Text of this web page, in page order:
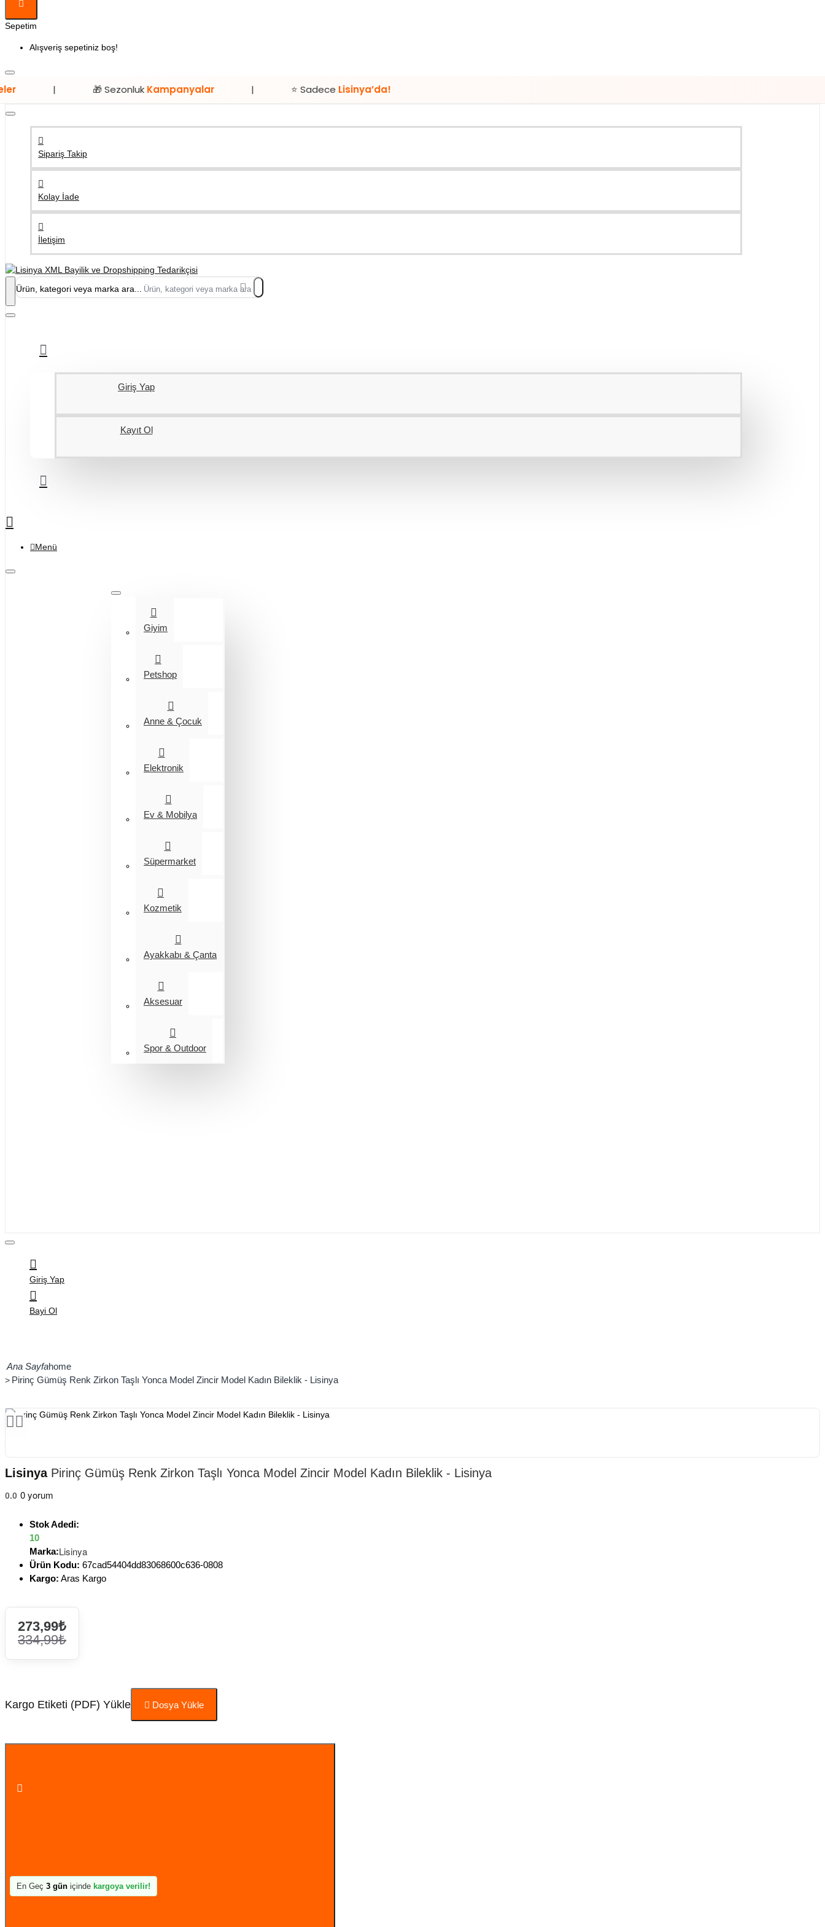
Sepetim
Alışveriş sepetiniz boş!
🎁 Sezonluk Kampanyalar | ⭐ Sadece Lisinya’da!
Sipariş Takip
Kolay İade
İletişim
Ürün, kategori veya marka ara...
Giriş Yap
Kayıt Ol
Menü
Giyim
Petshop
Anne & Çocuk
Elektronik
Ev & Mobilya
Süpermarket
Kozmetik
Ayakkabı & Çanta
Aksesuar
Spor & Outdoor
Giriş Yap
Bayi Ol
home
Pirinç Gümüş Renk Zirkon Taşlı Yonca Model Zincir Model Kadın Bileklik - Lisinya
LisinyaPirinç Gümüş Renk Zirkon Taşlı Yonca Model Zincir Model Kadın Bileklik - Lisinya
0.0 0 yorum
Stok Adedi:
10
Marka:Lisinya
Ürün Kodu: 67cad54404dd83068600c636-0808
Kargo: Aras Kargo
273,99₺
334,99₺
Kargo Etiketi (PDF) Yükle Dosya Yükle
En Geç 3 gün içinde kargoya verilir!